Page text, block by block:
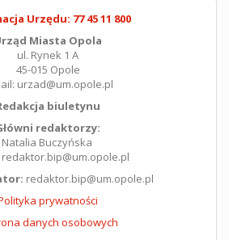
Urzędu: 77 45 11 800
Miasta Opola
ul. Rynek 1 A
45-015 Opole
urzad@um.opole.pl
biuletynu
redaktorzy:
Natalia Buczyńska
redaktor.bip@um.opole.pl
redaktor.bip@um.opole.pl
prywatności
danych osobowych